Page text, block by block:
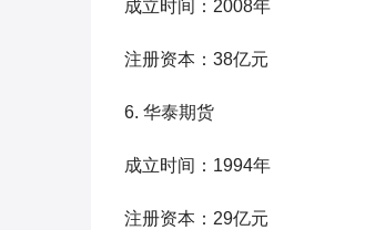
成立时间：2008年
注册资本：38亿元
6. 华泰期货
成立时间：1994年
注册资本：29亿元